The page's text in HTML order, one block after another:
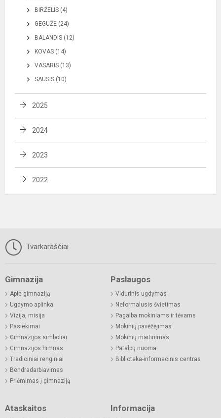
BIRŽELIS (4)
GEGUŽĖ (24)
BALANDIS (12)
KOVAS (14)
VASARIS (13)
SAUSIS (10)
2025
2024
2023
2022
Tvarkaraščiai
Gimnazija
Apie gimnaziją
Ugdymo aplinka
Vizija, misija
Pasiekimai
Gimnazijos simboliai
Gimnazijos himnas
Tradiciniai renginiai
Bendradarbiavimas
Priėmimas į gimnaziją
Paslaugos
Vidurinis ugdymas
Neformalusis švietimas
Pagalba mokiniams ir tėvams
Mokinių pavėžėjimas
Mokinių maitinimas
Patalpų nuoma
Biblioteka-informacinis centras
Ataskaitos Informacija